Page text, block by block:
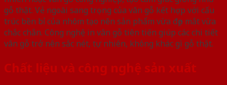
gỗ thật. Vẻ ngoài sang trọng của vân gỗ kết hợp với cấu
trúc bền bỉ của nhôm tạo nên sản phẩm vừa đẹp mắt vừa
chắc chắn. Công nghệ in vân gỗ tiên tiến giúp các chi tiết
vân gỗ trở nên sắc nét, tự nhiên, không khác gì gỗ thật.
Chất liệu và công nghệ sản xuất